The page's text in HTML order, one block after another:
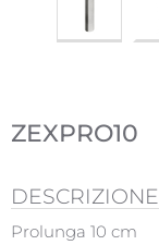
ZEXPRO10
DESCRIZIONE
Prolunga 10 cm